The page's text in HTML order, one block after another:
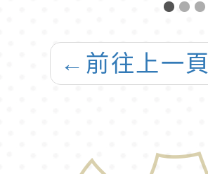
教學支援工作人
員認證實施計畫
← 前往上一頁